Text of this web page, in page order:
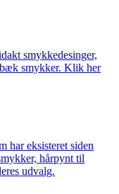
smykkedesinger,
smykker. Klik her
har eksisteret siden
hårpynt til
udvalg.